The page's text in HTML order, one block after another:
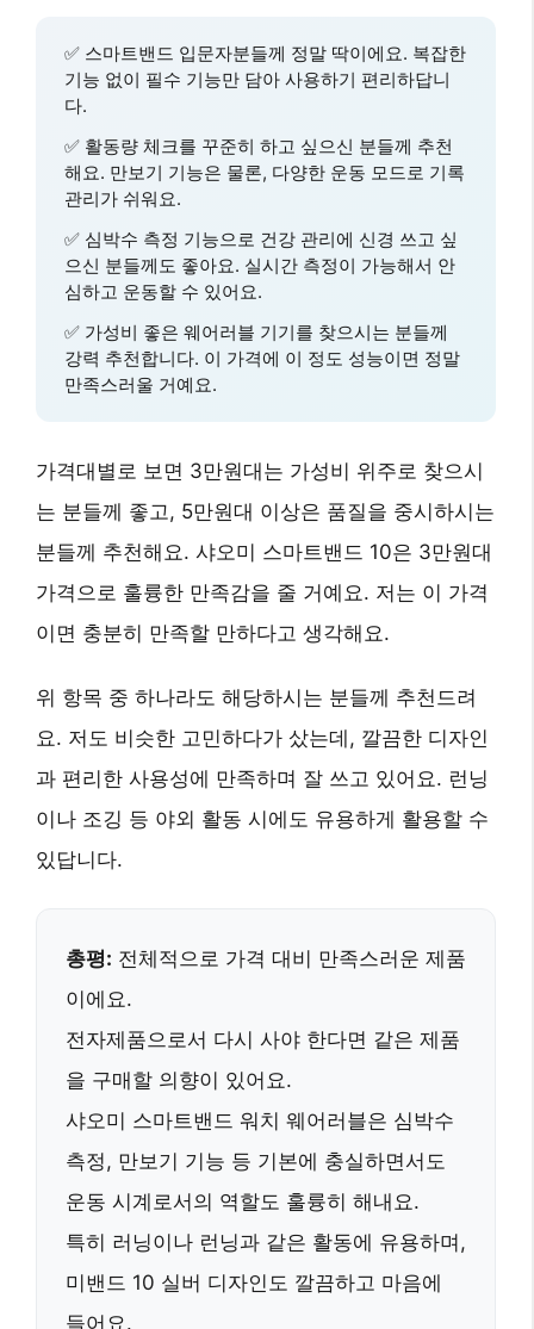
✅ 스마트밴드 입문자분들께 정말 딱이에요. 복잡한
기능 없이 필수 기능만 담아 사용하기 편리하답니
다.
✅ 활동량 체크를 꾸준히 하고 싶으신 분들께 추천
해요. 만보기 기능은 물론, 다양한 운동 모드로 기록
관리가 쉬워요.
✅ 심박수 측정 기능으로 건강 관리에 신경 쓰고 싶
으신 분들께도 좋아요. 실시간 측정이 가능해서 안
심하고 운동할 수 있어요.
✅ 가성비 좋은 웨어러블 기기를 찾으시는 분들께
강력 추천합니다. 이 가격에 이 정도 성능이면 정말
만족스러울 거예요.
가격대별로 보면 3만원대는 가성비 위주로 찾으시
는 분들께 좋고, 5만원대 이상은 품질을 중시하시는
분들께 추천해요. 샤오미 스마트밴드 10은 3만원대
가격으로 훌륭한 만족감을 줄 거예요. 저는 이 가격
이면 충분히 만족할 만하다고 생각해요.
위 항목 중 하나라도 해당하시는 분들께 추천드려
요. 저도 비슷한 고민하다가 샀는데, 깔끔한 디자인
과 편리한 사용성에 만족하며 잘 쓰고 있어요. 런닝
이나 조깅 등 야외 활동 시에도 유용하게 활용할 수
있답니다.
총평: 전체적으로 가격 대비 만족스러운 제품
이에요.
전자제품으로서 다시 사야 한다면 같은 제품
을 구매할 의향이 있어요.
샤오미 스마트밴드 워치 웨어러블은 심박수
측정, 만보기 기능 등 기본에 충실하면서도
운동 시계 로서의 역할도 훌륭히 해내요.
특히 러닝이나 런닝과 같은 활동에 유용하며,
미밴드 10 실버 디자인도 깔끔하고 마음에
들어요.